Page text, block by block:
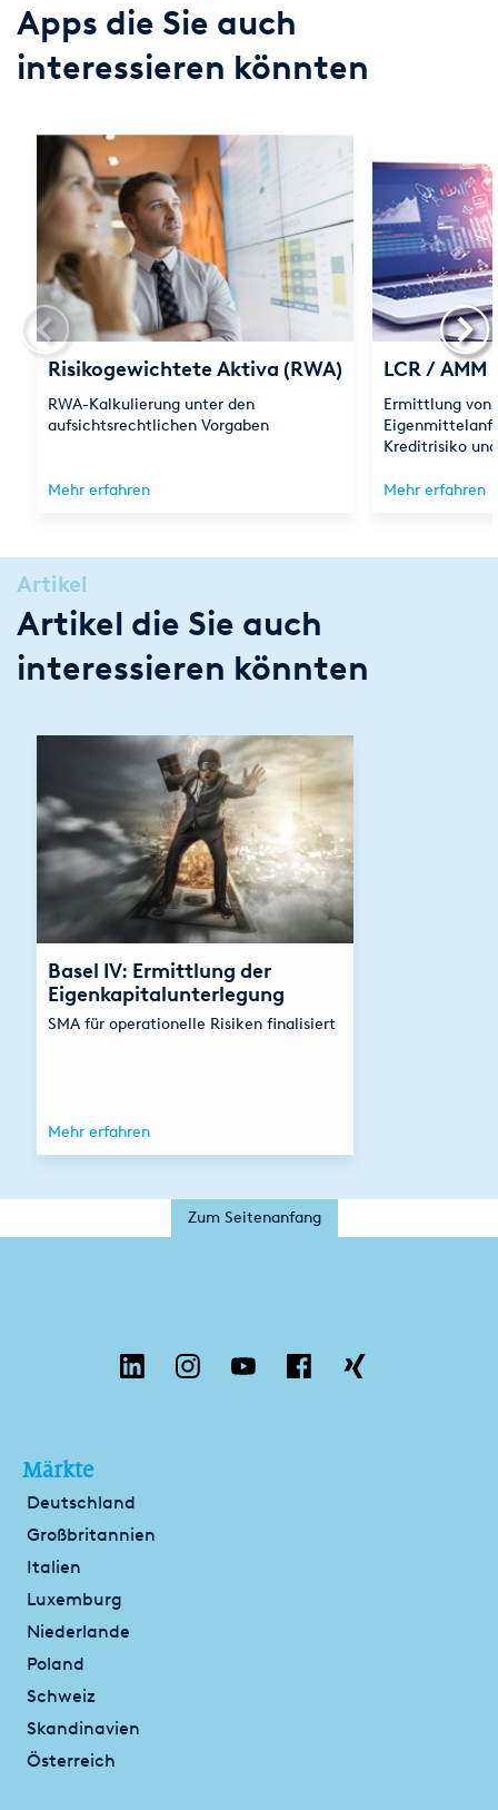
Apps die Sie auch
interessieren könnten
Risikogewichtete Aktiva (RWA)
RWA-Kalkulierung unter den
aufsichtsrechtlichen Vorgaben
Mehr erfahren
LCR / AMM
Ermittlung von
Kreditrisiko
Mehr erfahren
Artikel
Artikel die Sie auch
interessieren könnten
Basel IV: Ermittlung der
Eigenkapitalunterlegung
SMA für operationelle Risiken finalisiert
Mehr erfahren
Zum Seitenanfang
Märkte
Deutschland
Großbritannien
Italien
Luxemburg
Niederlande
Poland
Schweiz
Skandinavien
Österreich